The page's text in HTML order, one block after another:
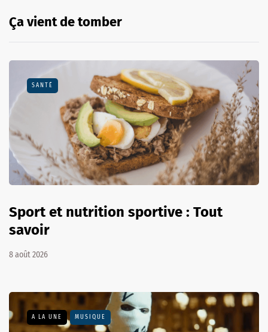
Ça vient de tomber
SANTÉ
Sport et nutrition sportive : Tout
savoir
8 août 2026
A LA UNE MUSIQUE